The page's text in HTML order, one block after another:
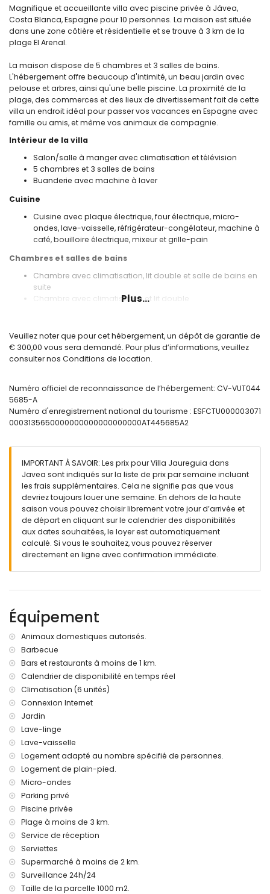
Magnifique et accueillante villa avec piscine privée à Jávea,
Costa Blanca, Espagne pour 10 personnes. La maison est située
dans une zone côtière et résidentielle et se trouve à 3 km de la
plage El Arenal.
La maison dispose de 5 chambres et 3 salles de bains.
L'hébergement offre beaucoup d'intimité, un beau jardin avec
pelouse et arbres, ainsi qu'une belle piscine. La proximité de la
plage, des commerces et des lieux de divertissement fait de cette
villa un endroit idéal pour passer vos vacances en Espagne avec
famille ou amis, et même vos animaux de compagnie.
Intérieur de la villa
Salon/salle à manger avec climatisation et télévision
5 chambres et 3 salles de bains
Buanderie avec machine à laver
Cuisine
Cuisine avec plaque électrique, four électrique, micro-
ondes, lave-vaisselle, réfrigérateur-congélateur, machine à
café, bouilloire électrique, mixeur et grille-pain
Chambres et salles de bains
Chambre avec climatisation, lit double et salle de bains en
suite
Chambre avec climatisation et lit double
et WC
Salle de bains avec lavabo simple, baignoire/douche
combinée et bidet
Extérieur de la villa
Terrain clôturé
Piscine privée mesurant 8m x 4m
Beau jardin avec pelouse et arbres, mobilier de jardin avec
Terrasse couverte
Barbecue
Espace salon extérieur et espace repas extérieur
Espace de stationnement privé couvert
Plus d'informations
Plage la plus proche : El Arenal (à moins de 3 kilomètres de
la villa)
Aéroport le plus proche : Alicante (à moins de 100
kilomètres de la villa)
L'hébergement est très adapté pour les familles avec
Équipements et services inclus dans le prix de location de la
Fer et planche à repasser
Service de réception et service de surveillance 24 heures
Équipements et services en supplément
Internet (WiFi)
Linge de lit et serviettes
Climatisation
Lit supplémentaire et lit/couchette pour enfants (sur
demande)
Plus...
Veuillez noter que pour cet hébergement, un dépôt de garantie de
€ 300,00 vous sera demandé. Pour plus d’informations, veuillez
consulter nos Conditions de location.
Numéro officiel de reconnaissance de l’hébergement: CV-VUT044
5685-A
Numéro d'enregistrement national du tourisme : ESFCTU000003071
0003135650000000000000000000AT445685A2
IMPORTANT À SAVOIR: Les prix pour Villa Jaureguia dans
Javea sont indiqués sur la liste de prix par semaine incluant
les frais supplémentaires. Cela ne signifie pas que vous
devriez toujours louer une semaine. En dehors de la haute
saison vous pouvez choisir librement votre jour d’arrivée et
de départ en cliquant sur le calendrier des disponibilités
aux dates souhaitées, le loyer est automatiquement
calculé. Si vous le souhaitez, vous pouvez réserver
directement en ligne avec confirmation immédiate.
Équipement
Animaux domestiques autorisés.
Barbecue
Bars et restaurants à moins de 1 km.
Calendrier de disponibilité en temps réel
Climatisation (6 unités)
Connexion Internet
Jardin
Lave-linge
Lave-vaisselle
Logement adapté au nombre spécifié de personnes.
Logement de plain-pied.
Micro-ondes
Parking privé
Piscine privée
Plage à moins de 3 km.
Service de réception
Serviettes
Supermarché à moins de 2 km.
Surveillance 24h/24
Taille de la parcelle 1000 m2.